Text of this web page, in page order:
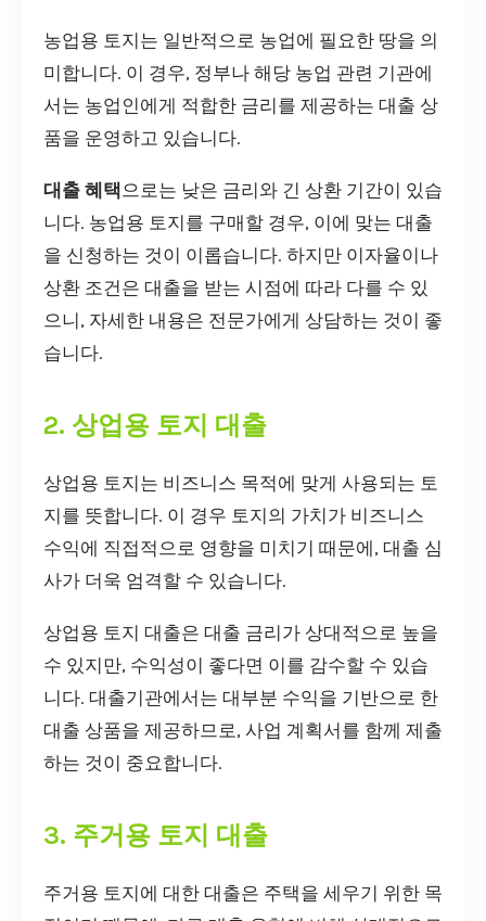
농업용 토지는 일반적으로 농업에 필요한 땅을 의
미합니다. 이 경우, 정부나 해당 농업 관련 기관에
서는 농업인에게 적합한 금리를 제공하는 대출 상
품을 운영하고 있습니다.
대출 혜택으로는 낮은 금리와 긴 상환 기간이 있습
니다. 농업용 토지를 구매할 경우, 이에 맞는 대출
을 신청하는 것이 이롭습니다. 하지만 이자율이나
상환 조건은 대출을 받는 시점에 따라 다를 수 있
으니, 자세한 내용은 전문가에게 상담하는 것이 좋
습니다.
2. 상업용 토지 대출
상업용 토지는 비즈니스 목적에 맞게 사용되는 토
지를 뜻합니다. 이 경우 토지의 가치가 비즈니스
수익에 직접적으로 영향을 미치기 때문에, 대출 심
사가 더욱 엄격할 수 있습니다.
상업용 토지 대출은 대출 금리가 상대적으로 높을
수 있지만, 수익성이 좋다면 이를 감수할 수 있습
니다. 대출기관에서는 대부분 수익을 기반으로 한
대출 상품을 제공하므로, 사업 계획서를 함께 제출
하는 것이 중요합니다.
3. 주거용 토지 대출
주거용 토지에 대한 대출은 주택을 세우기 위한 목